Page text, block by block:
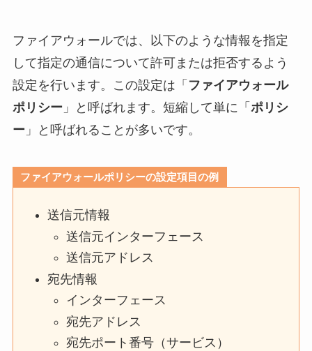
ファイアウォールでは、以下のような情報を指定
して指定の通信について許可または拒否するよう
設定を行います。この設定は「 ファイアウォール
ポリシー 」と呼ばれます。短縮して単に「 ポリシ
ー 」と呼ばれることが多いです。
ファイアウォールポリシーの設定項目の例
送信元情報
送信元インターフェース
送信元アドレス
宛先情報
インターフェース
宛先アドレス
宛先ポート番号（サービス）